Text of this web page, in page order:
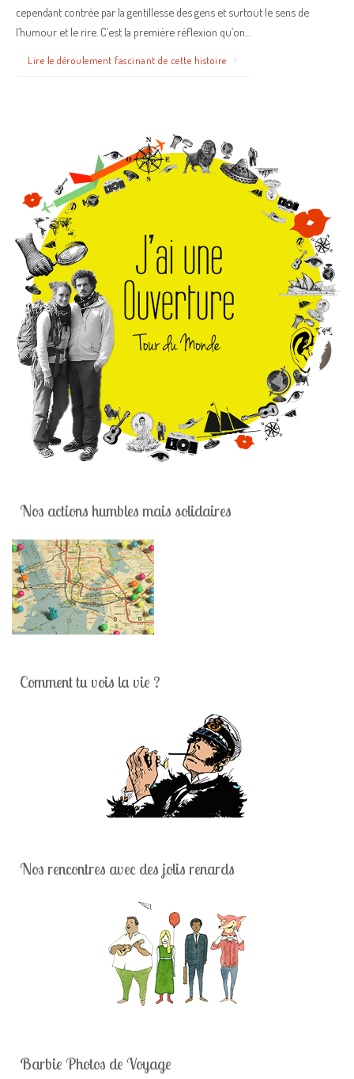
cependant contrée par la gentillesse des gens et surtout le sens de
l’humour et le rire. C’est la première réflexion qu’on…
Lire le déroulement fascinant de cette histoire
Nos actions humbles mais solidaires
Comment tu vois la vie ?
Nos rencontres avec des jolis renards
Barbie Photos de Voyage